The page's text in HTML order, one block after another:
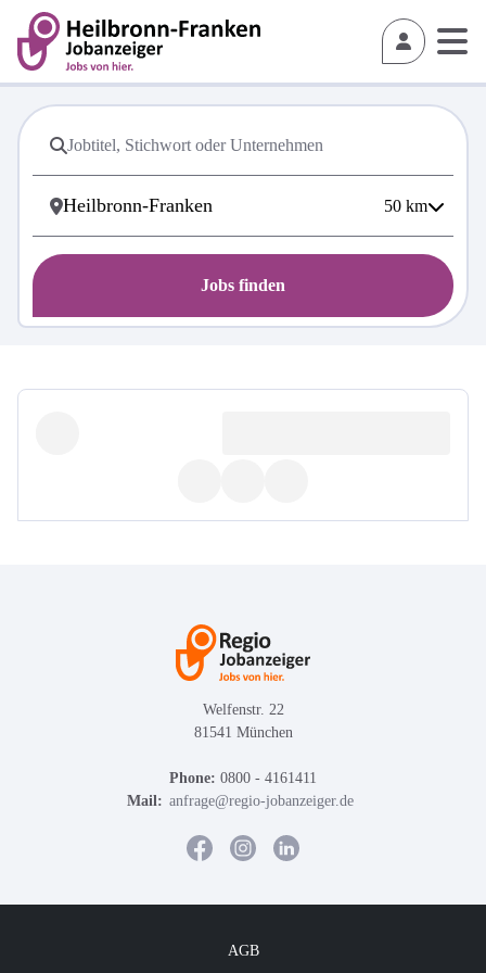
50 km
Jobs finden
Welfenstr. 22
81541 München
Phone: 0800 - 4161411
Mail: anfrage@regio-jobanzeiger.de
AGB